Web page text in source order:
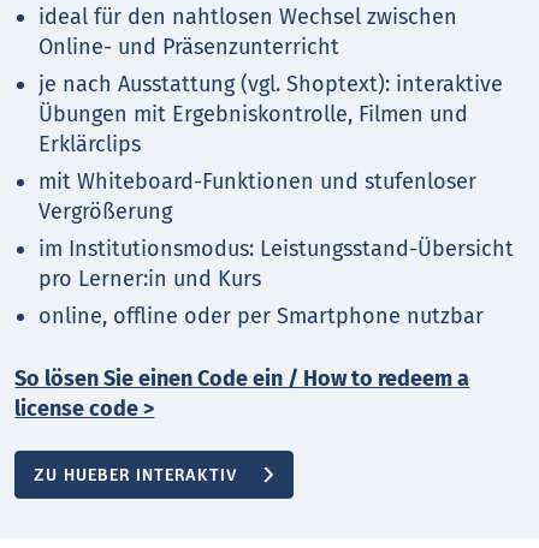
ideal für den nahtlosen Wechsel zwischen
Online- und Präsenzunterricht
je nach Ausstattung (vgl. Shoptext): interaktive
Übungen mit Ergebniskontrolle, Filmen und
Erklärclips
mit Whiteboard-Funktionen und stufenloser
Vergrößerung
im Institutionsmodus: Leistungsstand-Übersicht
pro Lerner:in und Kurs
online, offline oder per Smartphone nutzbar
So lösen Sie einen Code ein / How to redeem a
license code >
ZU HUEBER INTERAKTIV